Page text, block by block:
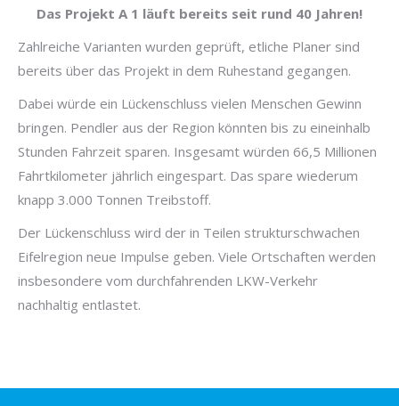
Das Projekt A 1 läuft bereits seit rund 40 Jahren!
Zahlreiche Varianten wurden geprüft, etliche Planer sind
bereits über das Projekt in dem Ruhestand gegangen.
Dabei würde ein Lückenschluss vielen Menschen Gewinn
bringen. Pendler aus der Region könnten bis zu eineinhalb
Stunden Fahrzeit sparen. Insgesamt würden 66,5 Millionen
Fahrtkilometer jährlich eingespart. Das spare wiederum
knapp 3.000 Tonnen Treibstoff.
Der Lückenschluss wird der in Teilen strukturschwachen
Eifelregion neue Impulse geben. Viele Ortschaften werden
insbesondere vom durchfahrenden LKW-Verkehr
nachhaltig entlastet.